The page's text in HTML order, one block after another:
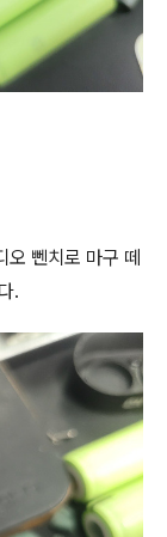
오 뻰치로 마구 떼
.